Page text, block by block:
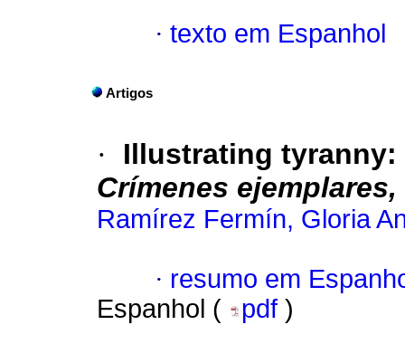
· texto em Espanhol
Artigos
·
Illustrating
Crímenes ejemplares,
Ramírez Fermín, Gloria
· resumo em
Espanhol (
pdf )